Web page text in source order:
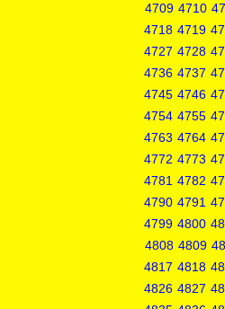
4709 4710
4718 4719
4727 4728
4736 4737
4745 4746
4754 4755
4763 4764
4772 4773
4781 4782
4790 4791
4799 4800
4808 4809
4817 4818
4826 4827